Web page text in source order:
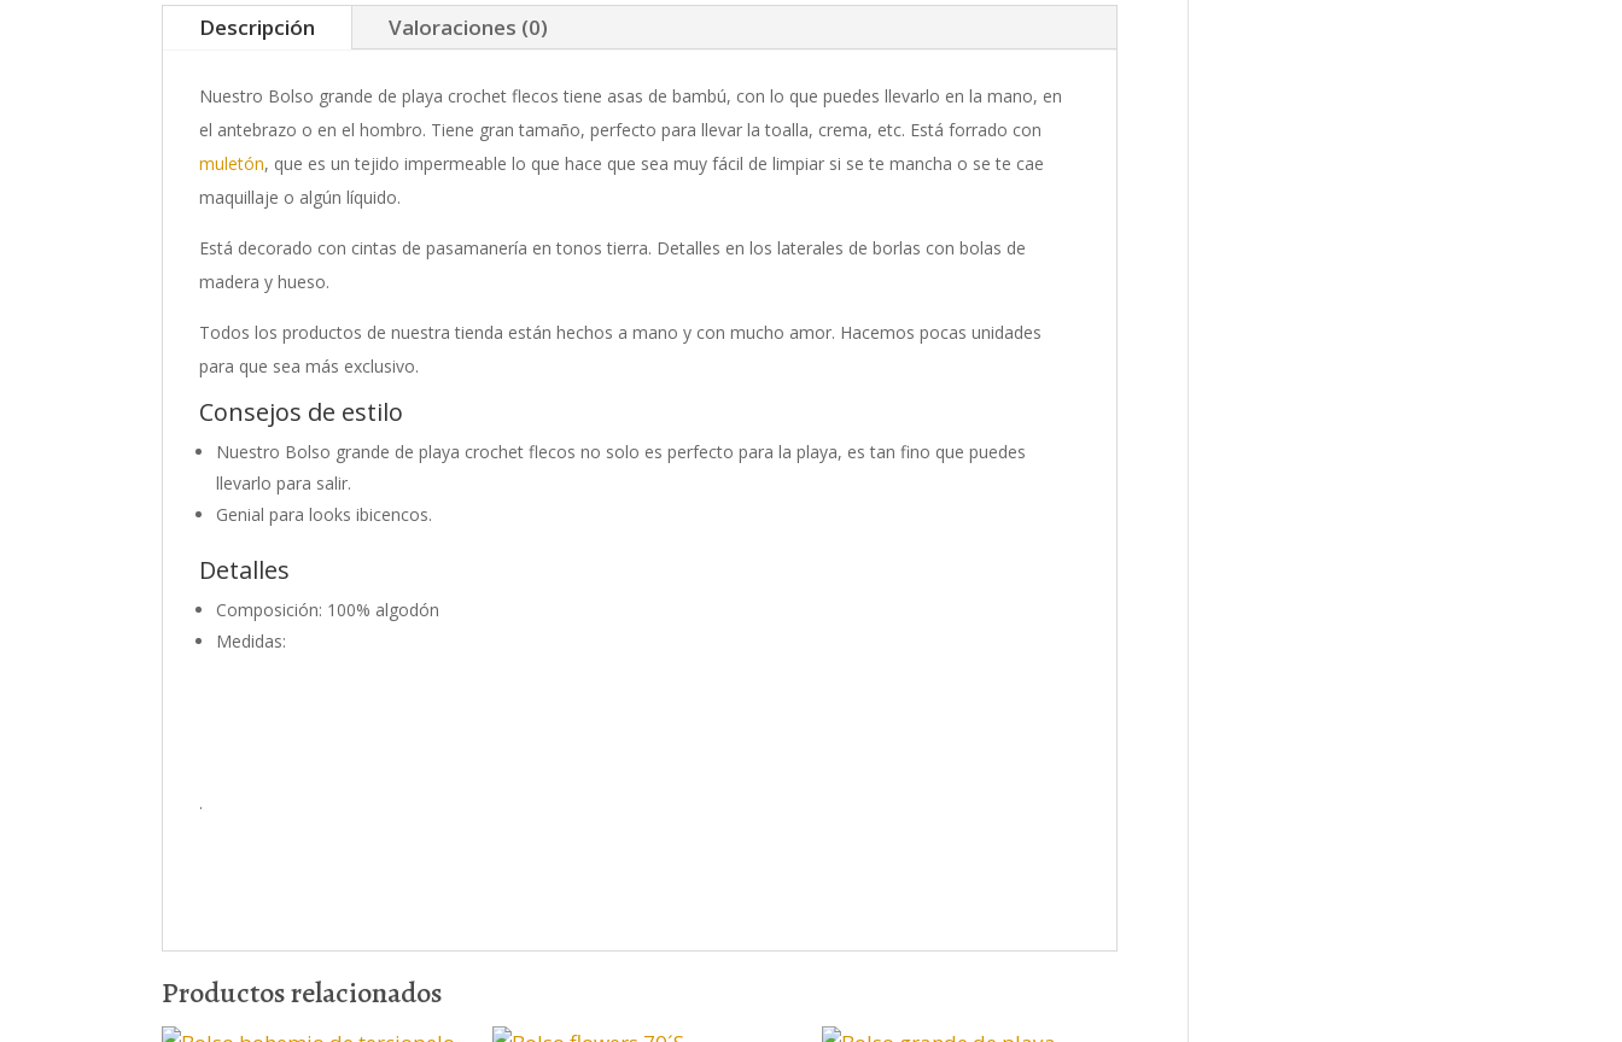
flecos
cantidad
Descripción Valoraciones (0)
Nuestro Bolso grande de playa crochet flecos tiene asas de bambú, con lo que puedes llevarlo en la mano, en
el antebrazo o en el hombro. Tiene gran tamaño, perfecto para llevar la toalla, crema, etc. Está forrado con
muletón, que es un tejido impermeable lo que hace que sea muy fácil de limpiar si se te mancha o se te cae
maquillaje o algún líquido.
Está decorado con cintas de pasamanería en tonos tierra. Detalles en los laterales de borlas con bolas de
madera y hueso.
Todos los productos de nuestra tienda están hechos a mano y con mucho amor. Hacemos pocas unidades
para que sea más exclusivo.
Consejos de estilo
Nuestro Bolso grande de playa crochet flecos no solo es perfecto para la playa, es tan fino que puedes
llevarlo para salir.
Genial para looks ibicencos.
Detalles
Composición: 100% algodón
Medidas:
.
Productos relacionados